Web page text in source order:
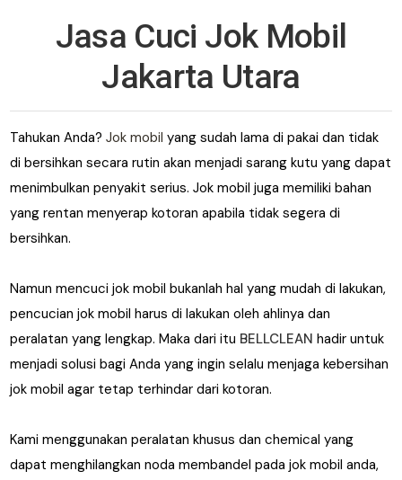
Jasa Cuci Jok Mobil
Jakarta Utara
Tahukan Anda? Jok mobil yang sudah lama di pakai dan tidak
di bersihkan secara rutin akan menjadi sarang kutu yang dapat
menimbulkan penyakit serius. Jok mobil juga memiliki bahan
yang rentan menyerap kotoran apabila tidak segera di
bersihkan.
Namun mencuci jok mobil bukanlah hal yang mudah di lakukan,
pencucian jok mobil harus di lakukan oleh ahlinya dan
peralatan yang lengkap. Maka dari itu BELLCLEAN hadir untuk
menjadi solusi bagi Anda yang ingin selalu menjaga kebersihan
jok mobil agar tetap terhindar dari kotoran.
Kami menggunakan peralatan khusus dan chemical yang
dapat menghilangkan noda membandel pada jok mobil anda,